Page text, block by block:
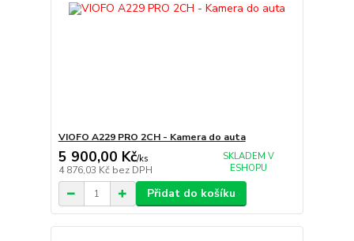
VIOFO A229 PRO 2CH - Kamera do auta
5 900,00 Kč/ks
4 876,03 Kč bez DPH
SKLADEM V
ESHOPU
Přidat do košíku